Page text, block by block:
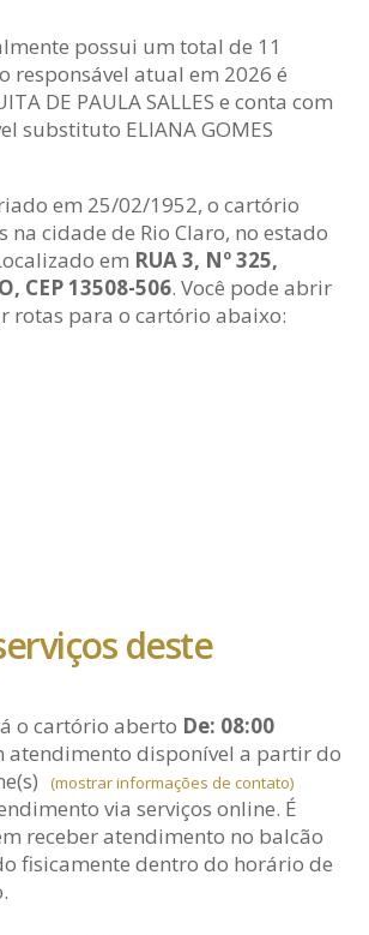
possui um total de 11
responsável atual em 2026 é
DE PAULA SALLES e conta com
substituto ELIANA GOMES
em 25/02/1952, o cartório
na cidade de Rio Claro, no estado
em RUA 3, Nº 325,
CEP 13508-506. Você pode abrir
rotas para o cartório abaixo:
deste
o cartório aberto De: 08:00
atendimento disponível a partir do
(mostrar informações de contato)
via serviços online. É
receber atendimento no balcão
fisicamente dentro do horário de